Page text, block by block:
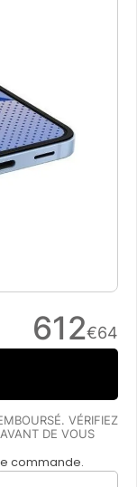
612€64
VÉRIFIEZ
DE VOUS
commande.